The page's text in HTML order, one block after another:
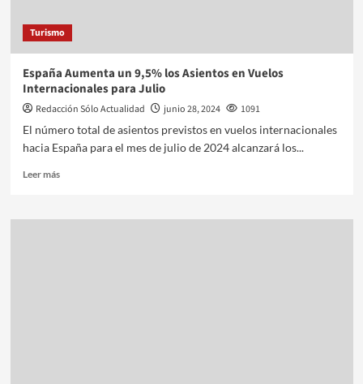
Turismo
España Aumenta un 9,5% los Asientos en Vuelos
Internacionales para Julio
Redacción Sólo Actualidad junio 28, 2024
1091
El número total de asientos previstos en vuelos internacionales
hacia España para el mes de julio de 2024 alcanzará los...
Leer más